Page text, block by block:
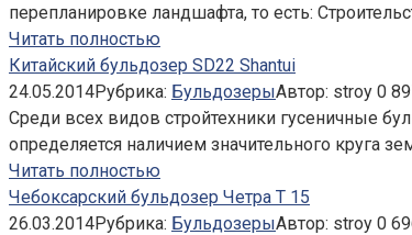
перепланировке ландшафта, то есть:
Читать полностью
Китайский бульдозер SD22 Shantui
24.05.2014Рубрика: БульдозерыАвтор: stroy 0
Среди всех видов стройтехники гусеничные
определяется наличием значительного круга
Читать полностью
Чебоксарский бульдозер Четра Т 15
26.03.2014Рубрика: БульдозерыАвтор: stroy 0